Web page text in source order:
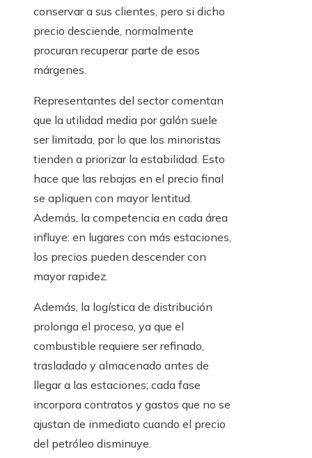
conservar a sus clientes, pero si dicho
precio desciende, normalmente
procuran recuperar parte de esos
márgenes.
Representantes del sector comentan
que la utilidad media por galón suele
ser limitada, por lo que los minoristas
tienden a priorizar la estabilidad. Esto
hace que las rebajas en el precio final
se apliquen con mayor lentitud.
Además, la competencia en cada área
influye: en lugares con más estaciones,
los precios pueden descender con
mayor rapidez.
Además, la logística de distribución
prolonga el proceso, ya que el
combustible requiere ser refinado,
trasladado y almacenado antes de
llegar a las estaciones; cada fase
incorpora contratos y gastos que no se
ajustan de inmediato cuando el precio
del petróleo disminuye.